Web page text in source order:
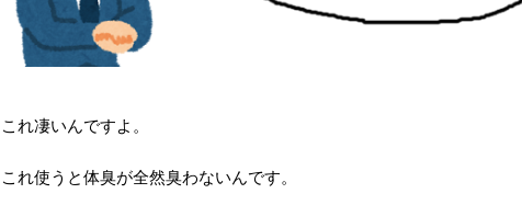
これ凄いんですよ。
これ使うと体臭が全然臭わないんです。